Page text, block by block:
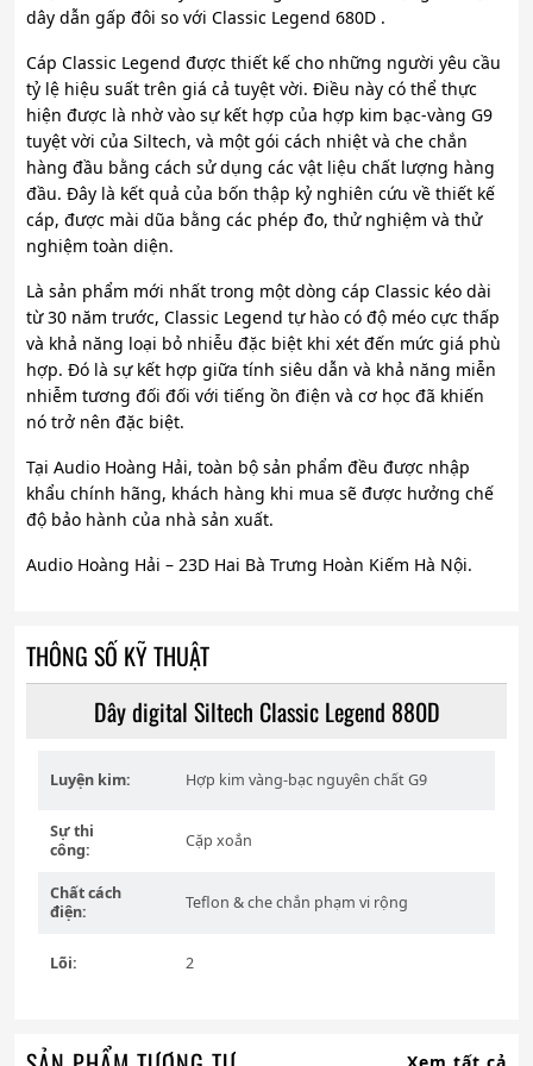
dây dẫn gấp đôi so với Classic Legend 680D .
Cáp Classic Legend được thiết kế cho những người yêu cầu
tỷ lệ hiệu suất trên giá cả tuyệt vời. Điều này có thể thực
hiện được là nhờ vào sự kết hợp của hợp kim bạc-vàng G9
tuyệt vời của Siltech, và một gói cách nhiệt và che chắn
hàng đầu bằng cách sử dụng các vật liệu chất lượng hàng
đầu. Đây là kết quả của bốn thập kỷ nghiên cứu về thiết kế
cáp, được mài dũa bằng các phép đo, thử nghiệm và thử
nghiệm toàn diện.
Là sản phẩm mới nhất trong một dòng cáp Classic kéo dài
từ 30 năm trước, Classic Legend tự hào có độ méo cực thấp
và khả năng loại bỏ nhiễu đặc biệt khi xét đến mức giá phù
hợp. Đó là sự kết hợp giữa tính siêu dẫn và khả năng miễn
nhiễm tương đối đối với tiếng ồn điện và cơ học đã khiến
nó trở nên đặc biệt.
Tại Audio Hoàng Hải, toàn bộ sản phẩm đều được nhập
khẩu chính hãng, khách hàng khi mua sẽ được hưởng chế
độ bảo hành của nhà sản xuất.
Audio Hoàng Hải – 23D Hai Bà Trưng Hoàn Kiếm Hà Nội.
THÔNG SỐ KỸ THUẬT
Dây digital Siltech Classic Legend 880D
Luyện kim: Hợp kim vàng-bạc nguyên chất G9
Sự thi
công:
Cặp xoắn
Chất cách
điện:
Teflon & che chắn phạm vi rộng
Lõi: 2